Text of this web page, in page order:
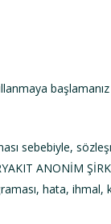
başlamanız
sebebiyle,
ANONİM
hata, ihmal,